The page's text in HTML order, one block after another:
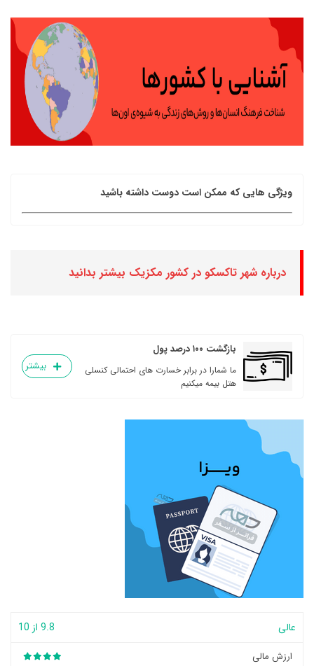
ویژگی هایی که ممکن است دوست داشته باشید
درباره شهر تاکسکو در کشور مکزیک بیشتر بدانید
بازگشت ۱۰۰ درصد پول
ما شمارا در برابر خسارت های احتمالی کنسلی
هتل بیمه میکنیم
بیشتر
عالی 9.8 از 10
ارزش مالی